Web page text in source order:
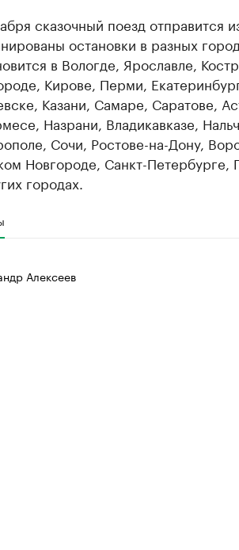
сказочный поезд отправится
остановки в разных
в Вологде, Ярославле,
Кирове, Перми,
Казани, Самаре, Саратове,
Назрани, Владикавказе,
Сочи, Ростове-на-Дону,
Новгороде, Санкт-Петербурге,
городах.
Алексеев